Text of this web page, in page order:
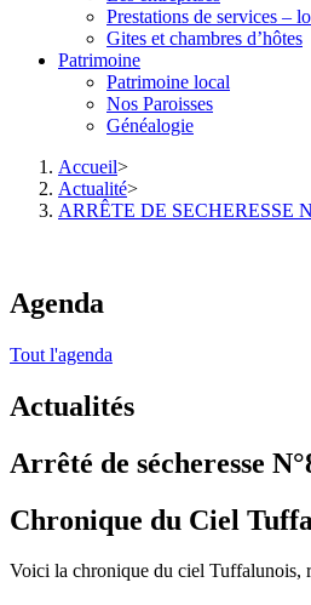
Prestations de services –
Gites et chambres d’hôtes
Patrimoine
Patrimoine local
Nos Paroisses
Généalogie
Accueil>
Actualité>
ARRÊTE DE SECHERESSE
Agenda
Tout l'agenda
Actualités
Arrêté de sécheresse
Chronique du Ciel
Voici la chronique du ciel Tuffalunois,